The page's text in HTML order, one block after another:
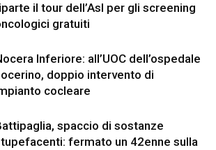
il tour dell’Asl per gli screening
gratuiti
Inferiore: all’UOC dell’ospedale
doppio intervento di
cocleare
spaccio di sostanze
fermato un 42enne sulla